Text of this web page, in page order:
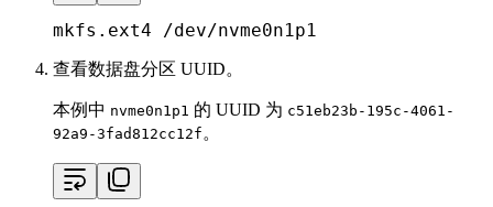
mkfs.ext4 /dev/nvme0n1p1
查看数据盘分区 UUID。
本例中 nvme0n1p1 的 UUID 为 c51eb23b-195c-4061-
92a9-3fad812cc12f 。